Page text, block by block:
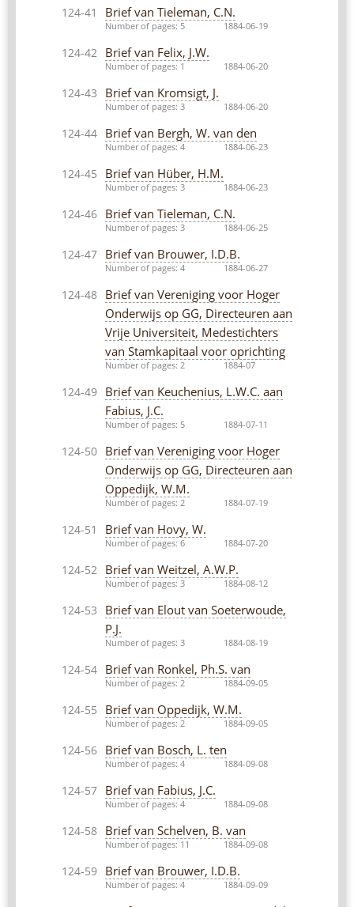
124-41 Brief van Tieleman, C.N.
Number of pages: 5 1884-06-19
124-42 Brief van Felix, J.W.
Number of pages: 1 1884-06-20
124-43 Brief van Kromsigt, J.
Number of pages: 3 1884-06-20
124-44 Brief van Bergh, W. van den
Number of pages: 4 1884-06-23
124-45 Brief van Hüber, H.M.
Number of pages: 3 1884-06-23
124-46 Brief van Tieleman, C.N.
Number of pages: 3 1884-06-25
124-47 Brief van Brouwer, I.D.B.
Number of pages: 4 1884-06-27
124-48
Brief van Vereniging voor Hoger
Onderwijs op GG, Directeuren aan
Vrije Universiteit, Medestichters
van Stamkapitaal voor oprichting
Number of pages: 2 1884-07
124-49
Brief van Keuchenius, L.W.C. aan
Fabius, J.C.
Number of pages: 5 1884-07-11
124-50
Brief van Vereniging voor Hoger
Onderwijs op GG, Directeuren aan
Oppedijk, W.M.
Number of pages: 2 1884-07-19
124-51 Brief van Hovy, W.
Number of pages: 6 1884-07-20
124-52 Brief van Weitzel, A.W.P.
Number of pages: 3 1884-08-12
124-53
Brief van Elout van Soeterwoude,
P.J.
Number of pages: 3 1884-08-19
124-54 Brief van Ronkel, Ph.S. van
Number of pages: 2 1884-09-05
124-55 Brief van Oppedijk, W.M.
Number of pages: 2 1884-09-05
124-56 Brief van Bosch, L. ten
Number of pages: 4 1884-09-08
124-57 Brief van Fabius, J.C.
Number of pages: 4 1884-09-08
124-58 Brief van Schelven, B. van
Number of pages: 11 1884-09-08
124-59 Brief van Brouwer, I.D.B.
Number of pages: 4 1884-09-09